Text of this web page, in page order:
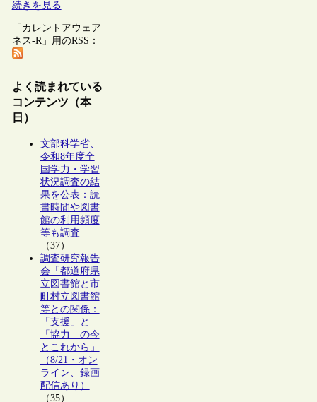
続きを見る
「カレントアウェア
ネス-R」用のRSS：
よく読まれている
コンテンツ（本
日）
文部科学省、
令和8年度全
国学力・学習
状況調査の結
果を公表：読
書時間や図書
館の利用頻度
等も調査
（37）
調査研究報告
会「都道府県
立図書館と市
町村立図書館
等との関係：
「支援」と
「協力」の今
とこれから」
（8/21・オン
ライン、録画
配信あり）
（35）